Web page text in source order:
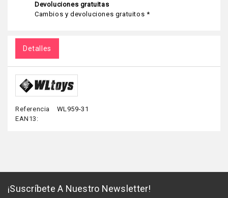
Devoluciones gratuitas
Cambios y devoluciones gratuitos *
Detalles
Referencia
WL959-31
EAN13:
¡Suscríbete A Nuestro Newsletter!